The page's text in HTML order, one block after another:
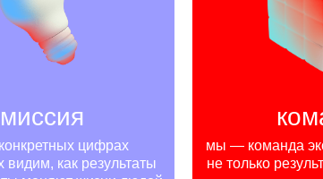
миссия
цифрах
видим, как результаты
мы — команда
не только